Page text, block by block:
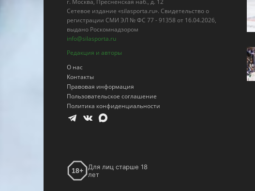
г. Москва, Пресненская наб., д. 12
Сетевое издание «silasporta.ru». Свидетельство о
регистрации СМИ ЭЛ № ФС 77 - 91358 от 16.04.2026,
выдано Роскомнадзором
info@silasporta.ru
Редакция и авторы
О нас
Контакты
Правовая информация
Пользовательское соглашение
Политика конфиденциальности
18+
Для лиц старше 18
лет